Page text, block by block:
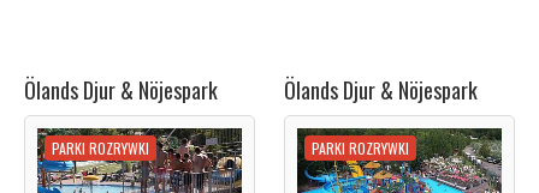
Ölands Djur & Nöjespark
PARKI ROZRYWKI
Ölands Djur & Nöjespark
PARKI ROZRYWKI